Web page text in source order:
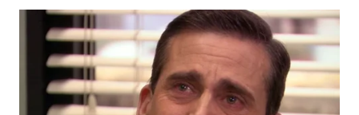
PURWAKARTA
WN
PRIANGAN